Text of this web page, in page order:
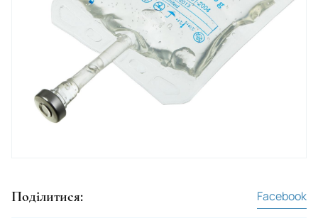
Поділитися: Facebook
San Marino
Saudi Arabia
Serbia
Singapore
Slovenia